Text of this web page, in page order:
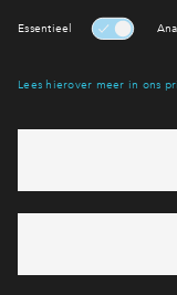
Heb je een vraag